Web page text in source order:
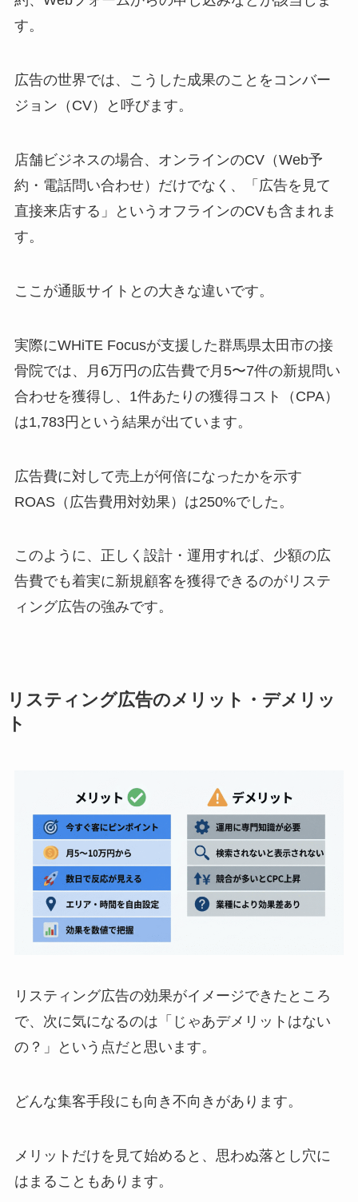
す。
広告の世界では、こうした成果のことをコンバー
ジョン（CV）と呼びます。
店舗ビジネスの場合、オンラインのCV（Web予
約・電話問い合わせ）だけでなく、「広告を見て
直接来店する」というオフラインのCVも含まれま
す。
ここが通販サイトとの大きな違いです。
実際にWHiTE Focusが支援した群馬県太田市の接
骨院では、月6万円の広告費で月5〜7件の新規問い
合わせを獲得し、1件あたりの獲得コスト（CPA）
は1,783円という結果が出ています。
広告費に対して売上が何倍になったかを示す
ROAS（広告費用対効果）は250%でした。
このように、正しく設計・運用すれば、少額の広
告費でも着実に新規顧客を獲得できるのがリステ
ィング広告の強みです。
リスティング広告のメリット・デメリッ
ト
リスティング広告の効果がイメージできたところ
で、次に気になるのは「じゃあデメリットはない
の？」という点だと思います。
どんな集客手段にも向き不向きがあります。
メリットだけを見て始めると、思わぬ落とし穴に
はまることもあります。